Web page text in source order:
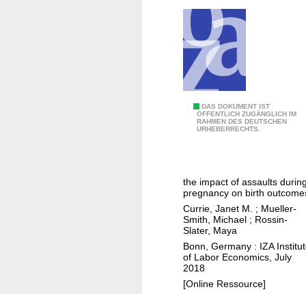
o
n
s
DAS DOKUMENT IST
ÖFFENTLICH ZUGÄNGLICH IM
RAHMEN DES DEUTSCHEN
URHEBERRECHTS.
n
c
e
w
h
i
l
the impact of assaults
pregnancy on birth
Currie, Janet M.
; Mueller-
Smith, Michael ; Rossin-
Slater, Maya
Bonn, Germany : IZA
of Labor Economics, July
2018
[Online Ressource]